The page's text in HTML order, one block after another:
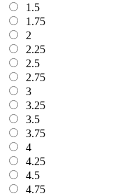
1.5
1.75
2
2.25
2.5
2.75
3
3.25
3.5
3.75
4
4.25
4.5
4.75